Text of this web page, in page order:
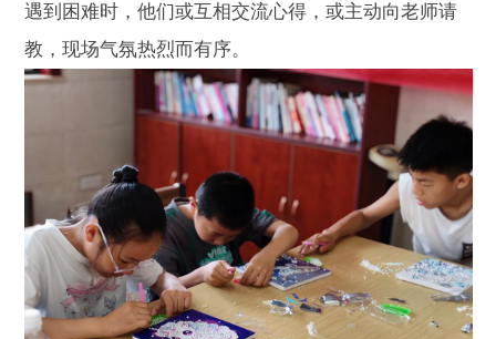
遇到困难时，他们或互相交流心得，或主动向老师请
教，现场气氛热烈而有序。